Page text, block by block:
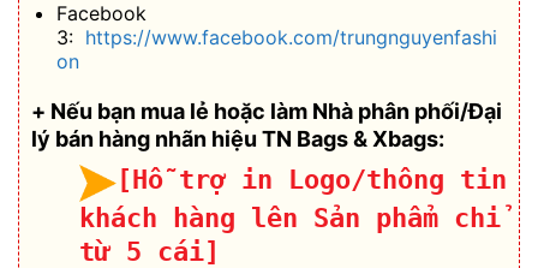
Facebook
3: https://www.facebook.com/trungnguyenfashi
on
+ Nếu bạn mua lẻ hoặc làm Nhà phân phối/Đại
lý bán hàng nhãn hiệu TN Bags & Xbags:
[Hỗ trợ in Logo/thông tin
khách hàng lên Sản phẩm chỉ
từ 5 cái]